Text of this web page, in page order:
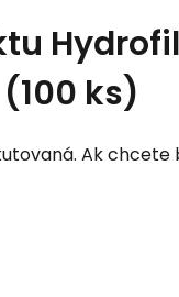
ks)
Ak chcete